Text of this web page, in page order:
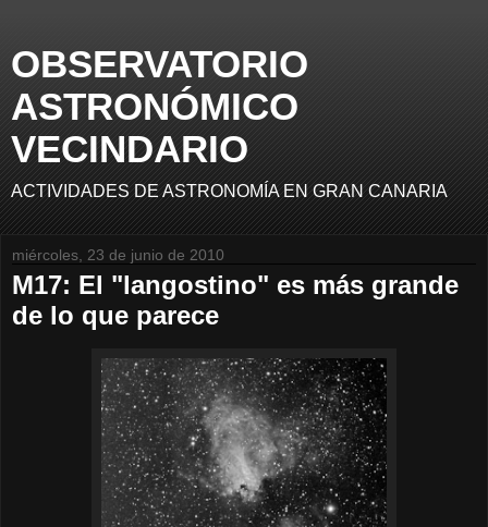
OBSERVATORIO
ASTRONÓMICO
VECINDARIO
ACTIVIDADES DE ASTRONOMÍA EN GRAN CANARIA
miércoles, 23 de junio de 2010
M17: El "langostino" es más grande
de lo que parece